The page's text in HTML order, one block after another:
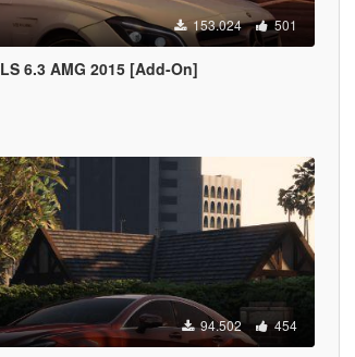
153.024 501
6.3 AMG 2015 [Add-On]
94.502 454